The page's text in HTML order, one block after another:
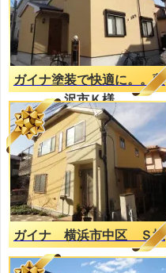
ガイナ塗装で快適に。。藤
沢市Ｋ様
ガイナ 横浜市中区 Ｓ様